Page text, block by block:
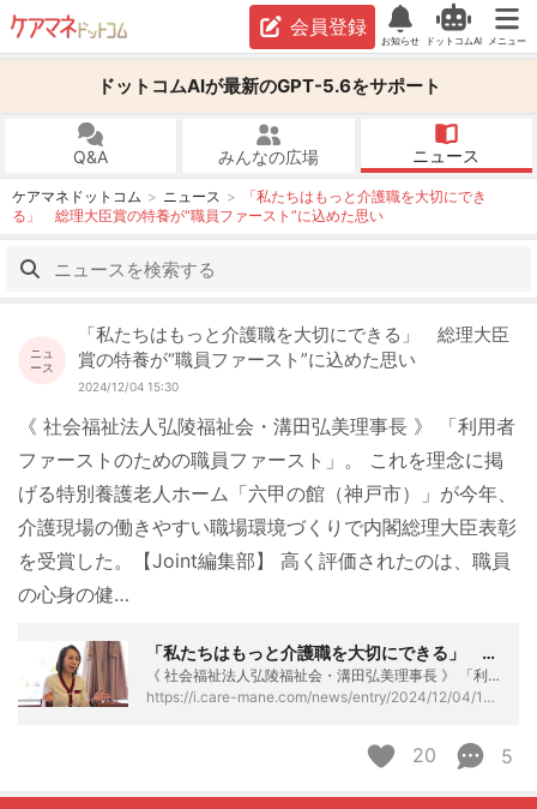
会員登録
お知らせ ドットコムAI メニュー
ドットコムAIが最新のGPT-5.6をサポート
Q&A みんなの広場 ニュース
ケアマネドットコム ニュース
「私たちはもっと介護職を大切にでき
る」 総理大臣賞の特養が“職員ファースト”に込めた思い
ニュ
ース
「私たちはもっと介護職を大切にできる」 総理大臣
賞の特養が“職員ファースト”に込めた思い
2024/12/04 15:30
《 社会福祉法人弘陵福祉会・溝田弘美理事長 》 「利用者
ファーストのための職員ファースト」。 これを理念に掲
げる特別養護老人ホーム「六甲の館（神戸市）」が今年、
介護現場の働きやすい職場環境づくりで内閣総理大臣表彰
を受賞した。【Joint編集部】 高く評価されたのは、職員
の心身の健…
「私たちはもっと介護職を大切にできる」 総理大臣賞の特養が“職員ファースト”に込めた思い - ケアマネタイムス
《 社会福祉法人弘陵福祉会・溝田弘美理事長 》 「利用者ファーストのための職員ファースト」。 これを理念に掲げる特別養護老人ホーム「六甲の館（神戸市）」が今年、介護現場の働きやすい職場環境づくりで内閣総理大臣表彰を受賞した。【Joint編集部】 高く評価されたのは、職員の心身の健康を守るための行き届いた配慮。またはそれを追求していく姿勢だ。 深刻な人手不足で介護業界に暗雲が漂うなか、施設の運営を牽引する社会福祉法人弘陵福祉会の溝田弘美理事長は、歩んでいる道に確信を持っているように見える。インタビュー取材に応じ、次のように力強く語った。 「私も含め事業者の取り組みはまだまだ足りていない。私たちは…
https://i.care-mane.com/news/entry/2024/12/04/153000
20 5